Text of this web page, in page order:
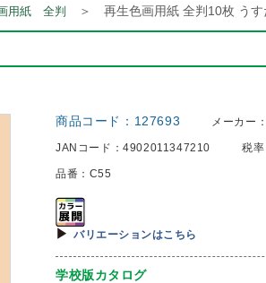
用紙 全判 ＞ 再生色画用紙 全判10枚 うす
商品コード： 127693 メーカー：
JANコード：4902011347210 税率
品番： C55
バリエーションはこちら
学校版カタログ